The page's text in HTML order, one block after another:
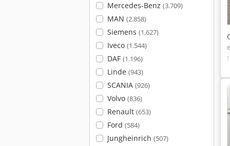
Mercedes-Benz (3.709)
MAN (2.858)
Siemens (1.627)
Iveco (1.544)
DAF (1.196)
Linde (943)
SCANIA (926)
Volvo (836)
Renault (653)
Ford (584)
Jungheinrich (507)